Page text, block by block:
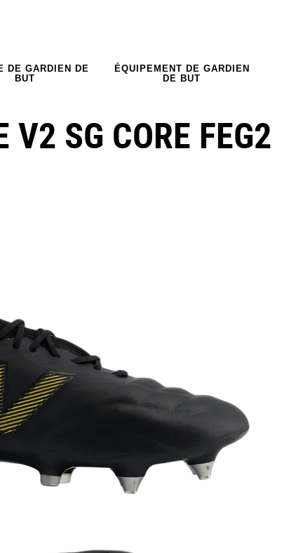
DE GARDIEN DE
BUT
ÉQUIPEMENT DE GARDIEN
DE BUT
SG CORE FEG2